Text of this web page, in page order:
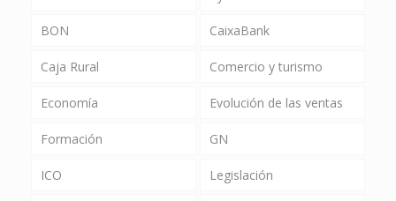
BON CaixaBank
Caja Rural Comercio y turismo
Economía Evolución de las ventas
Formación GN
ICO Legislación